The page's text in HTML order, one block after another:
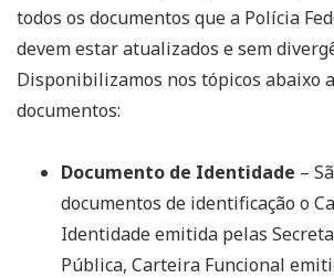
todos os documentos que a Polícia
devem estar atualizados e sem
Disponibilizamos nos tópicos abaixo
documentos:
Documento de Identidade –
documentos de identificação o
Identidade emitida pelas
Pública, Carteira Funcional